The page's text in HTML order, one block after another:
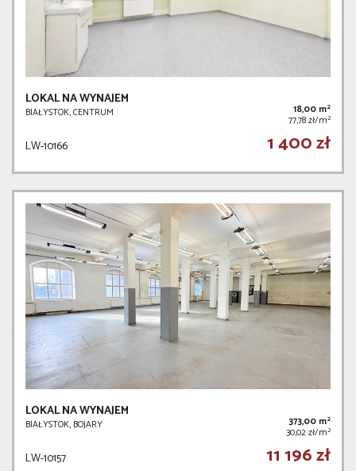
LOKAL NA WYNAJEM
BIAŁYSTOK, CENTRUM 18,00 m2
77,78 zł/m2
LW-10166 1 400 zł
LOKAL NA WYNAJEM
BIAŁYSTOK, BOJARY 373,00 m2
30,02 zł/m2
LW-10157 11 196 zł